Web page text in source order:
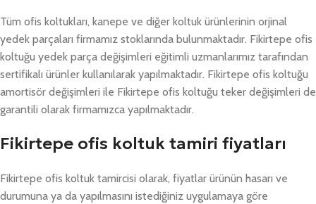
Tüm ofis koltukları, kanepe ve diğer koltuk ürünlerinin orjinal
yedek parçaları firmamız stoklarında bulunmaktadır. Fikirtepe ofis
koltuğu yedek parça değişimleri eğitimli uzmanlarımız tarafından
sertifikalı ürünler kullanılarak yapılmaktadır. Fikirtepe ofis koltuğu
amortisör değişimleri ile Fikirtepe ofis koltuğu teker değişimleri de
garantili olarak firmamızca yapılmaktadır.
Fikirtepe ofis koltuk tamiri fiyatları
Fikirtepe ofis koltuk tamircisi olarak, fiyatlar ürünün hasarı ve
durumuna ya da yapılmasını istediğiniz uygulamaya göre